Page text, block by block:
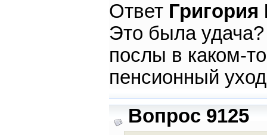
Ответ
Это была
послы в каком-
пенсионный
Вопрос 9125